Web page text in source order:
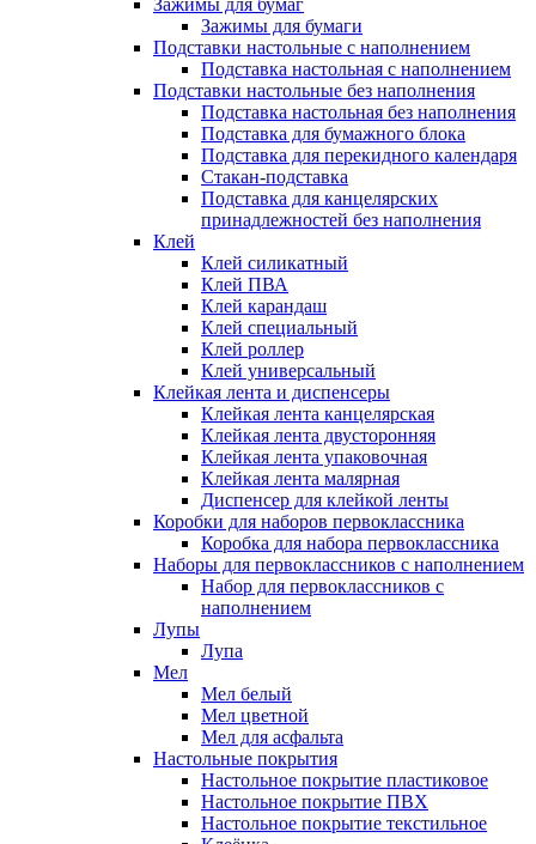
Зажимы для бумаг
Зажимы для бумаги
Подставки настольные с наполнением
Подставка настольная с наполнением
Подставки настольные без наполнения
Подставка настольная без наполнения
Подставка для бумажного блока
Подставка для перекидного календаря
Стакан-подставка
Подставка для канцелярских
принадлежностей без наполнения
Клей
Клей силикатный
Клей ПВА
Клей карандаш
Клей специальный
Клей роллер
Клей универсальный
Клейкая лента и диспенсеры
Клейкая лента канцелярская
Клейкая лента двусторонняя
Клейкая лента упаковочная
Клейкая лента малярная
Диспенсер для клейкой ленты
Коробки для наборов первоклассника
Коробка для набора первоклассника
Наборы для первоклассников с наполнением
Набор для первоклассников с
наполнением
Лупы
Лупа
Мел
Мел белый
Мел цветной
Мел для асфальта
Настольные покрытия
Настольное покрытие пластиковое
Настольное покрытие ПВХ
Настольное покрытие текстильное